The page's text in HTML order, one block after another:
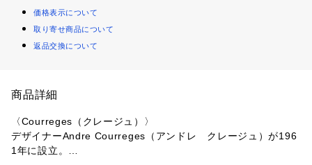
価格表示について
取り寄せ商品について
返品交換について
商品詳細
〈Courreges（クレージュ）〉
デザイナーAndre Courreges（アンドレ　クレージュ）が196
1年に設立。